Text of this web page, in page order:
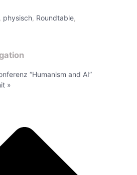
, physisch, Roundtable,
“Humanism and AI”
»